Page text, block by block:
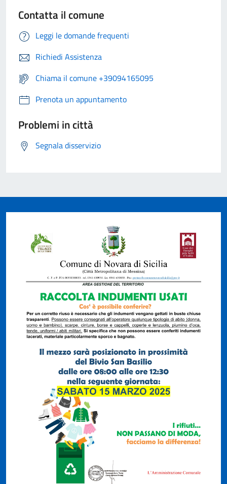
Contatta il comune
Leggi le domande frequenti
Richiedi Assistenza
Chiama il comune +39094165095
Prenota un appuntamento
Problemi in città
Segnala disservizio